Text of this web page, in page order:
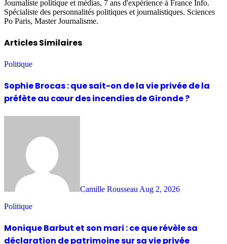
Journaliste politique et médias, 7 ans d'expérience à France Info.
Spécialiste des personnalités politiques et journalistiques. Sciences
Po Paris, Master Journalisme.
Articles Similaires
Politique
Sophie Brocas : que sait-on de la vie privée de la
préfète au cœur des incendies de Gironde ?
Camille Rousseau Aug 2, 2026
Politique
Monique Barbut et son mari : ce que révèle sa
déclaration de patrimoine sur sa vie privée